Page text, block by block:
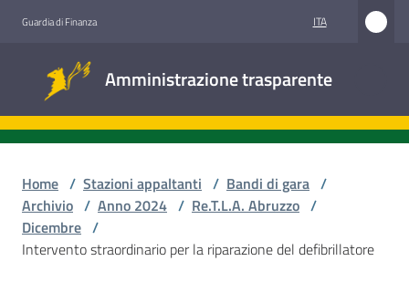
Guardia di Finanza ITA
Amministrazione trasparente
trasparente
Accesso
Home / Stazioni appaltanti / Bandi di gara /
Archivio / Anno 2024 / Re.T.L.A. Abruzzo /
Dicembre /
Intervento straordinario per la riparazione del defibrillatore